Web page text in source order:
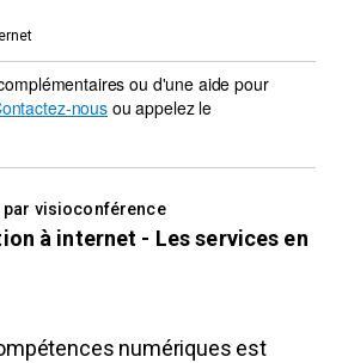
ou d'une aide pour
nousou appelez le
visioconférence
à internet - Les services en
numériques est